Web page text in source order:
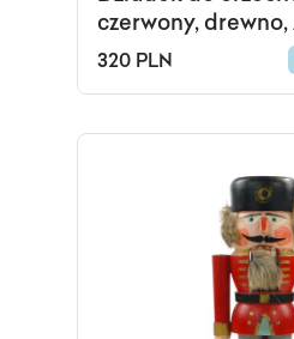
czerwony,
60.
320 PLN